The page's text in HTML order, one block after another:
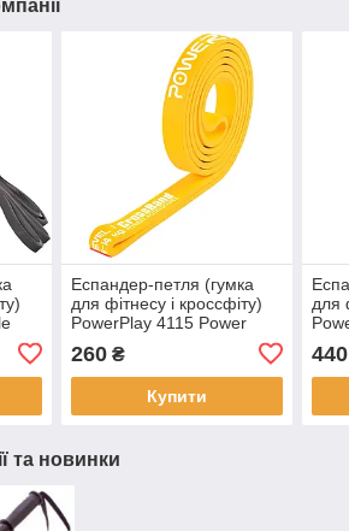
кг)
Еспандер-петля (гумка
для фітнесу і кроссфіту)
PowerPlay 4115 Power
Band Light Жовта (5-14kg)
260₴
Купити
для
440
та новинки